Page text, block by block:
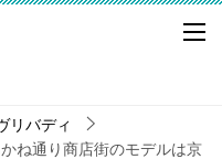
リバディ
ね通り商店街のモデルは京